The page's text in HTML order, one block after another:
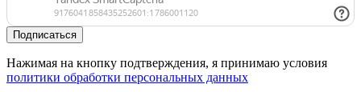
Подписаться
Нажимая на кнопку подтверждения, я принимаю условия
политики обработки персональных данных